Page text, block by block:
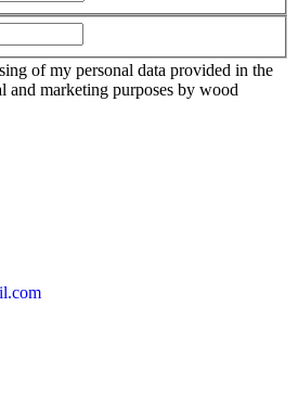
of my personal data provided in the
and marketing purposes by wood